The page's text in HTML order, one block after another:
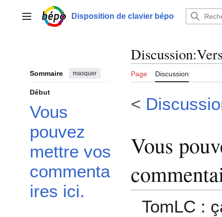
contenuMenu principalDisposition de clavier bépo
Sommaire masquer
Début
Vous
pouvez
mettre vos
commenta
ires ici.
Discussion:
Page Discussion
<
Vous
TomLC :